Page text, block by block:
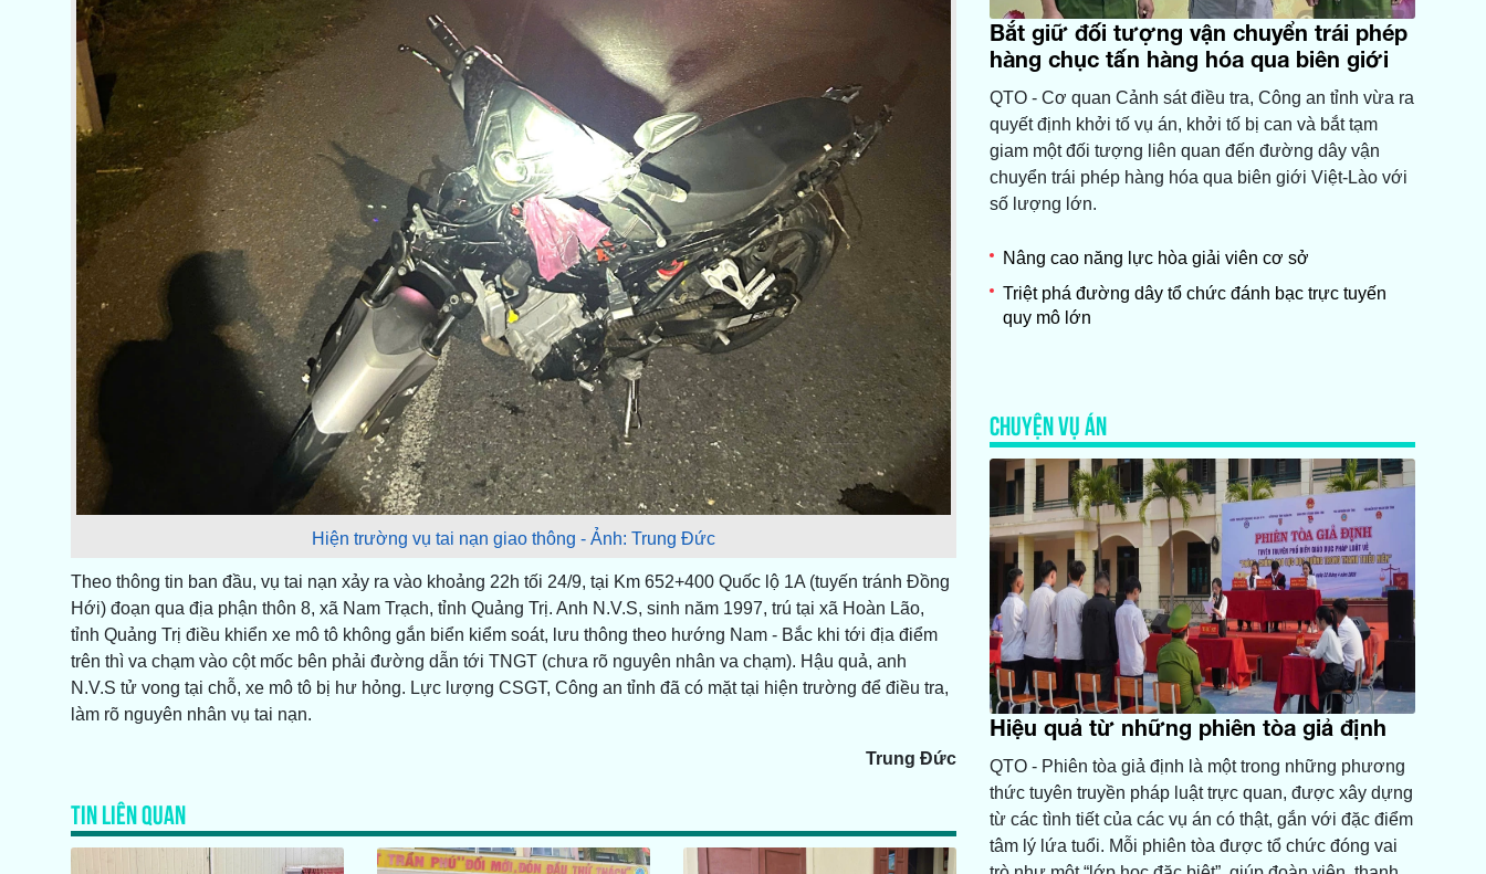
Hiện trường vụ tai nạn giao thông - Ảnh: Trung Đức
Theo thông tin ban đầu, vụ tai nạn xảy ra vào khoảng 22h tối 24/9, tại Km 652+400 Quốc lộ 1A (tuyến tránh Đồng
Hới) đoạn qua địa phận thôn 8, xã Nam Trạch, tỉnh Quảng Trị. Anh N.V.S, sinh năm 1997, trú tại xã Hoàn Lão,
tỉnh Quảng Trị điều khiển xe mô tô không gắn biển kiểm soát, lưu thông theo hướng Nam - Bắc khi tới địa điểm
trên thì va chạm vào cột mốc bên phải đường dẫn tới TNGT (chưa rõ nguyên nhân va chạm). Hậu quả, anh
N.V.S tử vong tại chỗ, xe mô tô bị hư hỏng. Lực lượng CSGT, Công an tỉnh đã có mặt tại hiện trường để điều tra,
làm rõ nguyên nhân vụ tai nạn.
Trung Đức
TIN LIÊN QUAN
Bắt giữ đối tượng vận chuyển trái phép
hàng chục tấn hàng hóa qua biên giới
QTO - ​Cơ quan Cảnh sát điều tra, Công an tỉnh vừa ra
quyết định khởi tố vụ án, khởi tố bị can và bắt tạm
giam một đối tượng liên quan đến đường dây vận
chuyển trái phép hàng hóa qua biên giới Việt-Lào với
số lượng lớn.
Nâng cao năng lực hòa giải viên cơ sở
Triệt phá đường dây tổ chức đánh bạc trực tuyến
quy mô lớn
CHUYỆN VỤ ÁN
Hiệu quả từ những phiên tòa giả định
QTO - Phiên tòa giả định là một trong những phương
thức tuyên truyền pháp luật trực quan, được xây dựng
từ các tình tiết của các vụ án có thật, gắn với đặc điểm
tâm lý lứa tuổi. Mỗi phiên tòa được tổ chức đóng vai